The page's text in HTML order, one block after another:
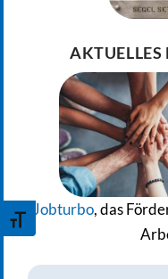
Schrift vergrößern
Jobturbo, das